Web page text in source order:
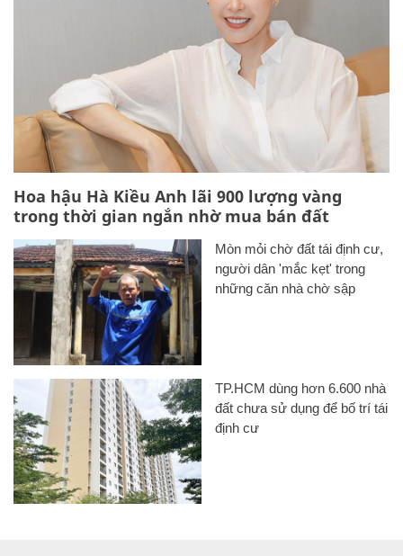
Hoa hậu Hà Kiều Anh lãi 900 lượng vàng
trong thời gian ngắn nhờ mua bán đất
Mòn mỏi chờ đất tái định cư,
người dân 'mắc kẹt' trong
những căn nhà chờ sập
TP.HCM dùng hơn 6.600 nhà
đất chưa sử dụng để bố trí tái
định cư